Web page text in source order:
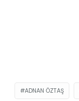
ADNAN ÖZTAŞ